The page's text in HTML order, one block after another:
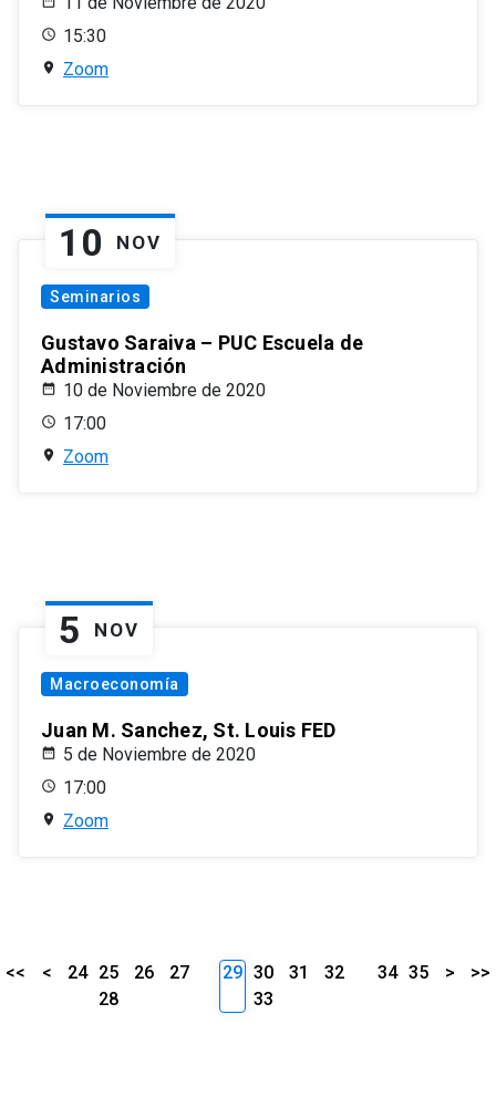
15:30
Zoom
10 NOV
Seminarios
Gustavo Saraiva – PUC Escuela de
Administración
10 de Noviembre de 2020
17:00
Zoom
5 NOV
Macroeconomía
Juan M. Sanchez, St. Louis FED
5 de Noviembre de 2020
17:00
Zoom
<< < 24 25 26
27
28
29 30 31
32
33
34 35 > >>